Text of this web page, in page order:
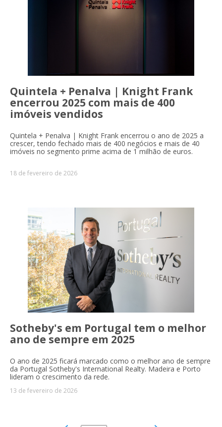
Quintela + Penalva | Knight Frank
encerrou 2025 com mais de 400
imóveis vendidos
Quintela + Penalva | Knight Frank encerrou o ano de 2025 a
crescer, tendo fechado mais de 400 negócios e mais de 40
imóveis no segmento prime acima de 1 milhão de euros.
18 de fevereiro de 2026
Sotheby's em Portugal tem o melhor
ano de sempre em 2025
O ano de 2025 ficará marcado como o melhor ano de sempre
da Portugal Sotheby's International Realty. Madeira e Porto
lideram o crescimento da rede.
13 de fevereiro de 2026